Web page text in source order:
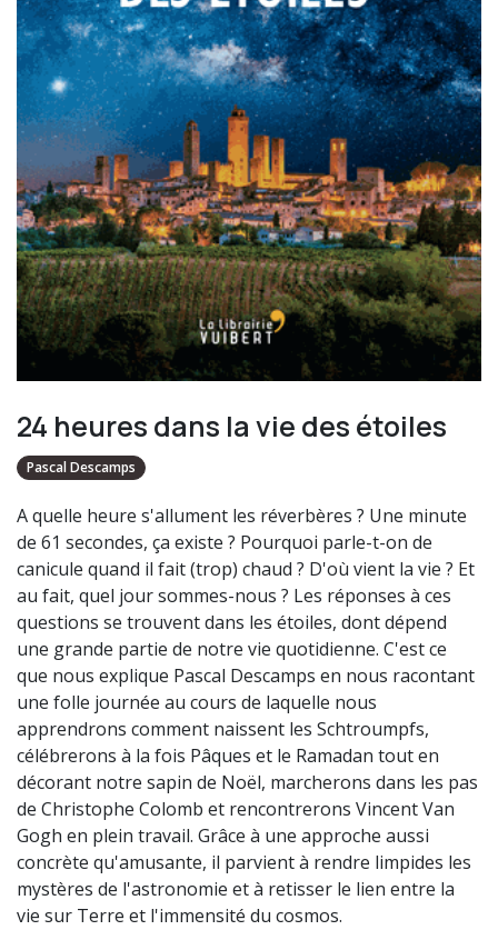
24 heures dans la vie des étoiles
Pascal Descamps
A quelle heure s'allument les réverbères ? Une minute
de 61 secondes, ça existe ? Pourquoi parle-t-on de
canicule quand il fait (trop) chaud ? D'où vient la vie ? Et
au fait, quel jour sommes-nous ? Les réponses à ces
questions se trouvent dans les étoiles, dont dépend
une grande partie de notre vie quotidienne. C'est ce
que nous explique Pascal Descamps en nous racontant
une folle journée au cours de laquelle nous
apprendrons comment naissent les Schtroumpfs,
célébrerons à la fois Pâques et le Ramadan tout en
décorant notre sapin de Noël, marcherons dans les pas
de Christophe Colomb et rencontrerons Vincent Van
Gogh en plein travail. Grâce à une approche aussi
concrète qu'amusante, il parvient à rendre limpides les
mystères de l'astronomie et à retisser le lien entre la
vie sur Terre et l'immensité du cosmos.